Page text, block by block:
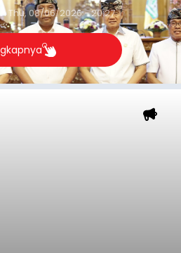
Thu, 08/06/2026 - 20:27